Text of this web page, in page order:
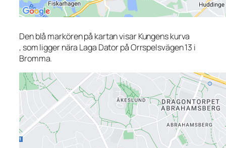
Den blå markören på kartan visar Kungens kurva
, som ligger nära Laga Dator på Orrspelsvägen 13 i
Bromma.